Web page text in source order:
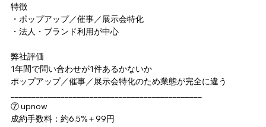
特徴
・ポップアップ／催事／展示会特化
・法人・ブランド利用が中心
弊社評価
1年間で問い合わせが1件あるかないか
ポップアップ／催事／展示会特化のため業態が完全に違う
⑦ upnow
成約手数料：約6.5%＋99円